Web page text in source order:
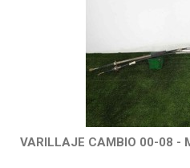
VARILLAJE CAMBIO 00-08 -